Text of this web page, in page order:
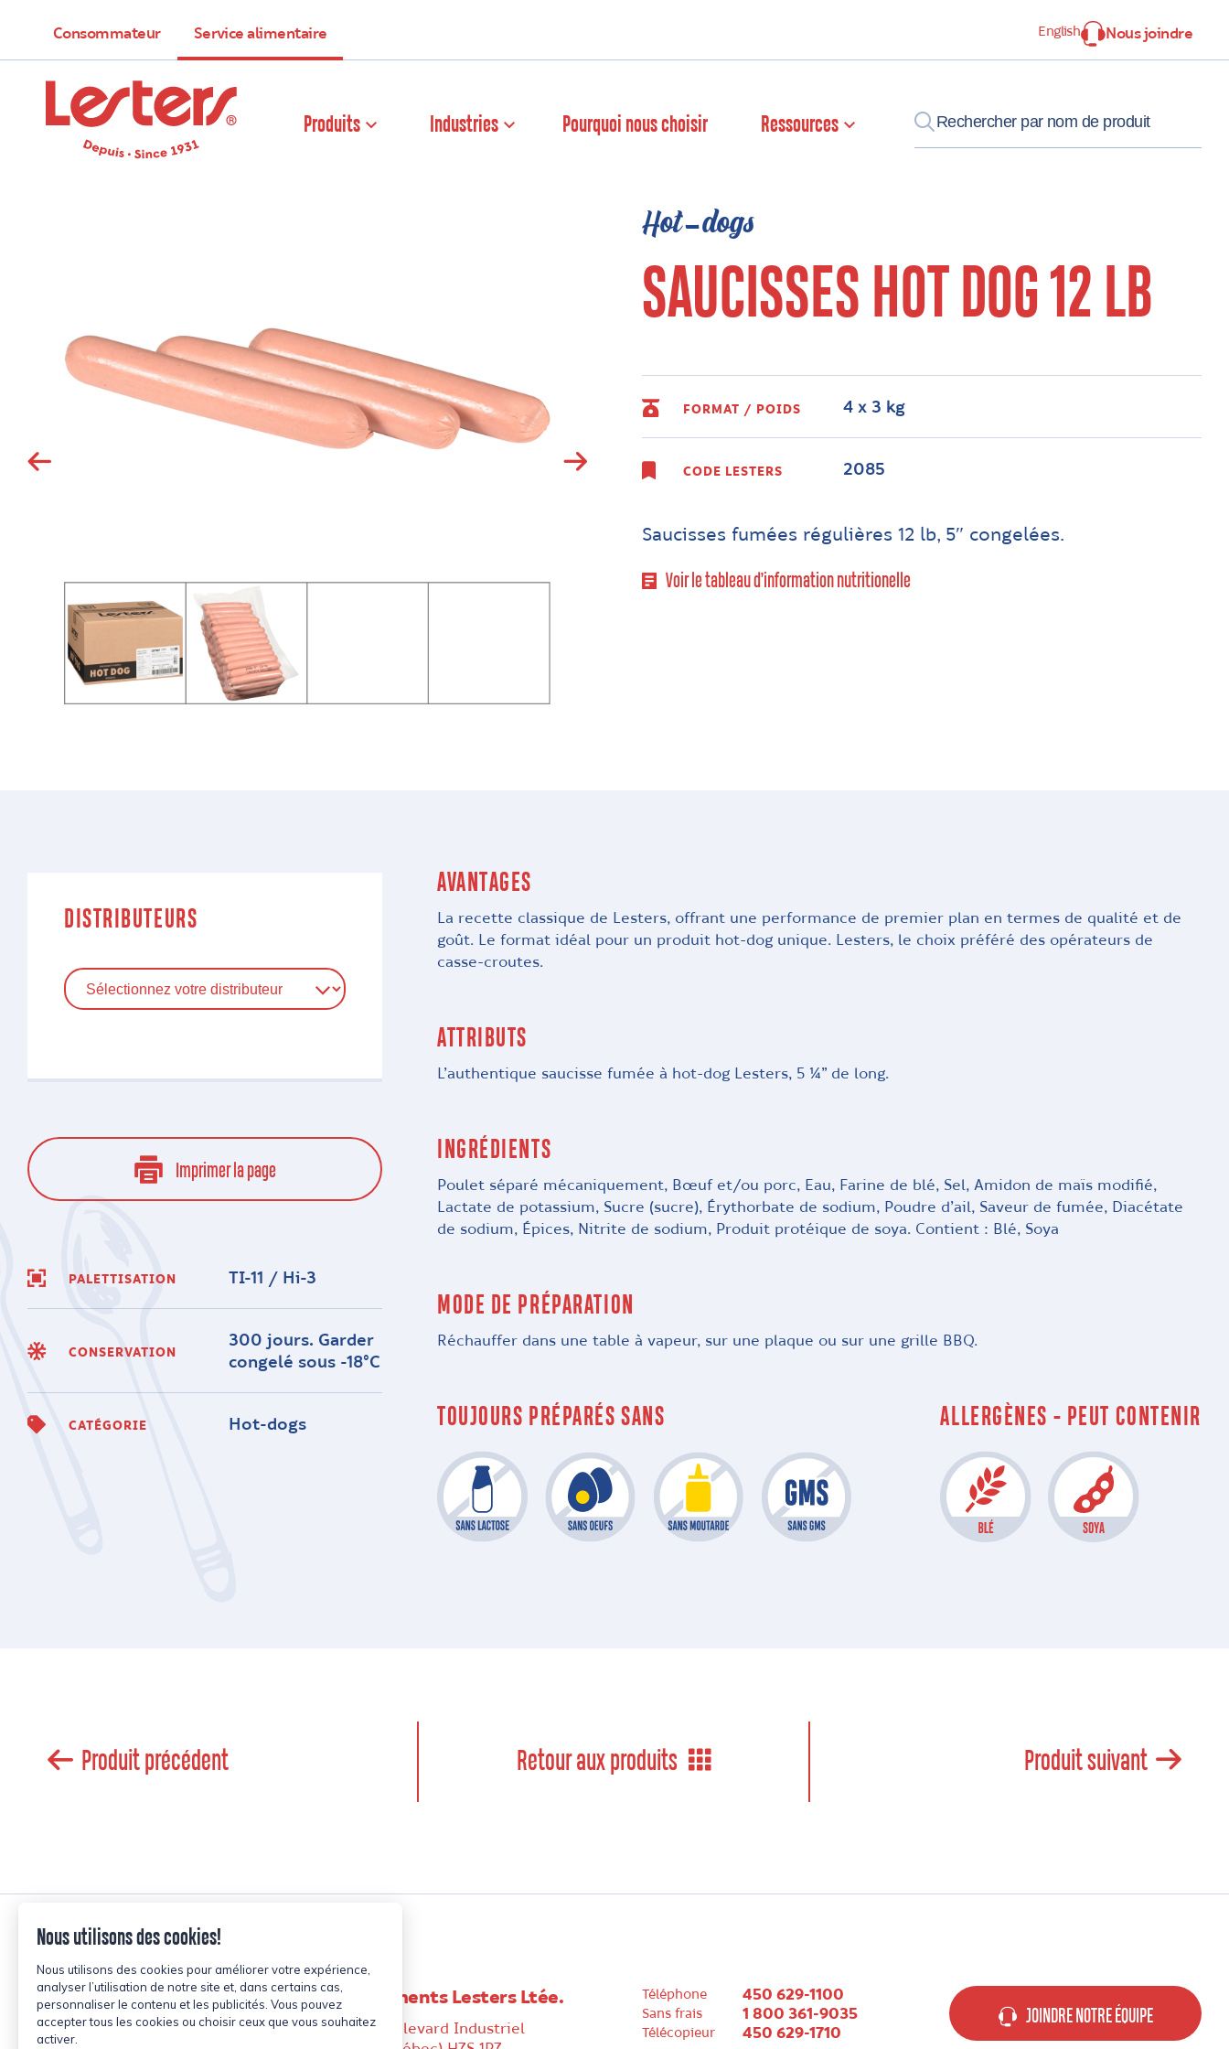
Consommateur Service alimentaire English Nous joindre
Produits Industries Pourquoi nous choisir Ressources
Hot-dogs
SAUCISSES HOT DOG 12 LB
FORMAT / POIDS 4 x 3 kg
CODE LESTERS 2085
Saucisses fumées régulières 12 lb, 5″ congelées.
Voir le tableau d’information nutritionelle
DISTRIBUTEURS
Imprimer la page
PALETTISATION TI-11 / Hi-3
CONSERVATION
300 jours. Garder
congelé sous -18°C
CATÉGORIE Hot-dogs
AVANTAGES
La recette classique de Lesters, offrant une performance de premier plan en termes de qualité et de
goût. Le format idéal pour un produit hot-dog unique. Lesters, le choix préféré des opérateurs de
casse-croutes.
ATTRIBUTS
L’authentique saucisse fumée à hot-dog Lesters, 5 ¼” de long.
INGRÉDIENTS
Poulet séparé mécaniquement, Bœuf et/ou porc, Eau, Farine de blé, Sel, Amidon de maïs modifié,
Lactate de potassium, Sucre (sucre), Érythorbate de sodium, Poudre d’ail, Saveur de fumée, Diacétate
de sodium, Épices, Nitrite de sodium, Produit protéique de soya. Contient : Blé, Soya
MODE DE PRÉPARATION
Réchauffer dans une table à vapeur, sur une plaque ou sur une grille BBQ.
TOUJOURS PRÉPARÉS SANS ALLERGÈNES - PEUT CONTENIR
Produit précédent Retour aux produits Produit suivant
Les Aliments Lesters Ltée.
2105, Boulevard Industriel
Téléphone 450 629-1100
Sans frais 1 800 361-9035
Télécopieur 450 629-1710
JOINDRE NOTRE ÉQUIPE